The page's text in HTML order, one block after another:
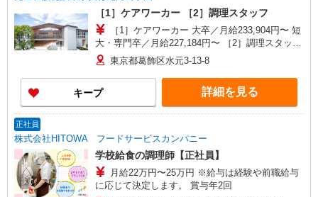
［1］ケアワーカー ［2］調理スタッフ
［1］ケアワーカー 大卒／月給233,904円〜 短
大・専門卒／月給227,184円〜 ［2］調理スタッフ
大卒／月給225,904円〜 短大・専門卒／月給
219,184円〜 ※給与は経験・能力に応じて考慮し
ます
東京都葛飾区水元3-13-8
キープ 詳細を見る
正社員
株式会社HITOWA フードサービスカンパニー
学校給食の調理師【正社員】
月給22万円〜25万円 ※給与は経験や前職給与
に応じて決定します。 賞与年2回